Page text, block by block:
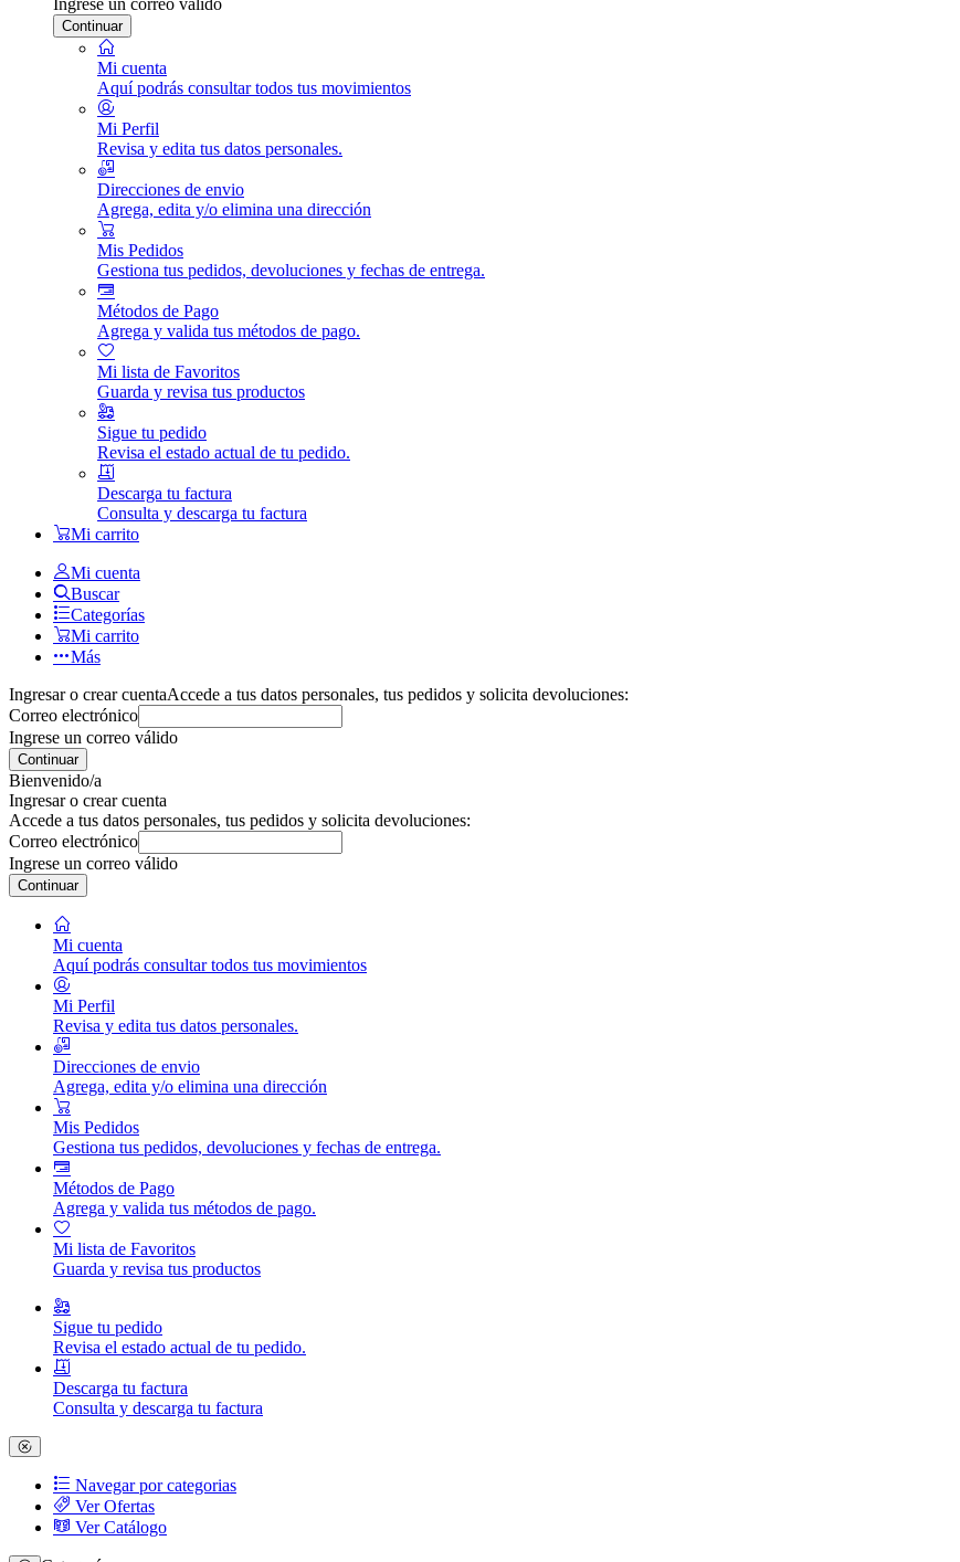
Continuar
Mi cuenta
Aquí podrás consultar todos tus movimientos
Mi Perfil
Revisa y edita tus datos personales.
Direcciones de envio
Agrega, edita y/o elimina una dirección
Mis Pedidos
Gestiona tus pedidos, devoluciones y fechas de entrega.
Métodos de Pago
Agrega y valida tus métodos de pago.
Mi lista de Favoritos
Guarda y revisa tus productos
Sigue tu pedido
Revisa el estado actual de tu pedido.
Descarga tu factura
Consulta y descarga tu factura
Mi carrito
Mi cuenta
Buscar
Categorías
Mi carrito
Más
Ingresar o crear cuentaAccede a tus datos personales, tus pedidos y solicita devoluciones:
Correo electrónico
Ingrese un correo válido
Continuar
Bienvenido/a
Ingresar o crear cuenta
Accede a tus datos personales, tus pedidos y solicita devoluciones:
Correo electrónico
Ingrese un correo válido
Continuar
Mi cuenta
Aquí podrás consultar todos tus movimientos
Mi Perfil
Revisa y edita tus datos personales.
Direcciones de envio
Agrega, edita y/o elimina una dirección
Mis Pedidos
Gestiona tus pedidos, devoluciones y fechas de entrega.
Métodos de Pago
Agrega y valida tus métodos de pago.
Mi lista de Favoritos
Guarda y revisa tus productos
Sigue tu pedido
Revisa el estado actual de tu pedido.
Descarga tu factura
Consulta y descarga tu factura
Navegar por categorias
Ver Ofertas
Ver Catálogo